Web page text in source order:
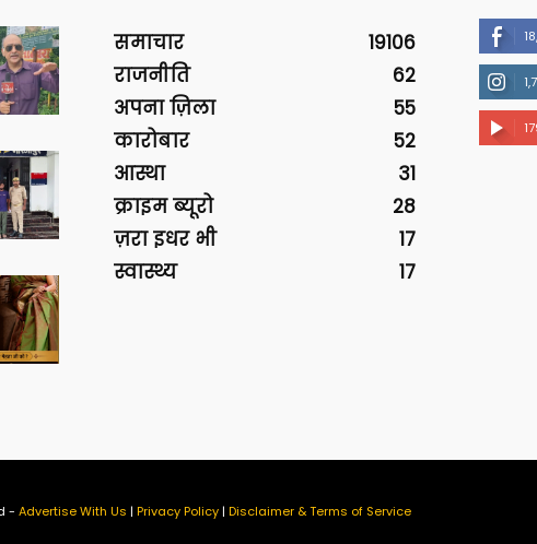
समाचार
19106
राजनीति
62
अपना ज़िला
55
कारोबार
52
आस्था
31
क्राइम ब्यूरो
28
ज़रा इधर भी
17
स्वास्थ्य
17
- Advertise With Us | Privacy Policy| Disclaimer & Terms of Service